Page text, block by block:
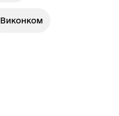
Виконком